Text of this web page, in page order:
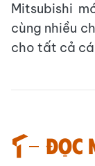
Mitsubishi
cùng nhiều
cho tất cả
Đọc